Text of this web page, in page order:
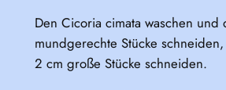
Den Cicoria cimata waschen und
mundgerechte Stücke
2 cm große Stücke schneiden.